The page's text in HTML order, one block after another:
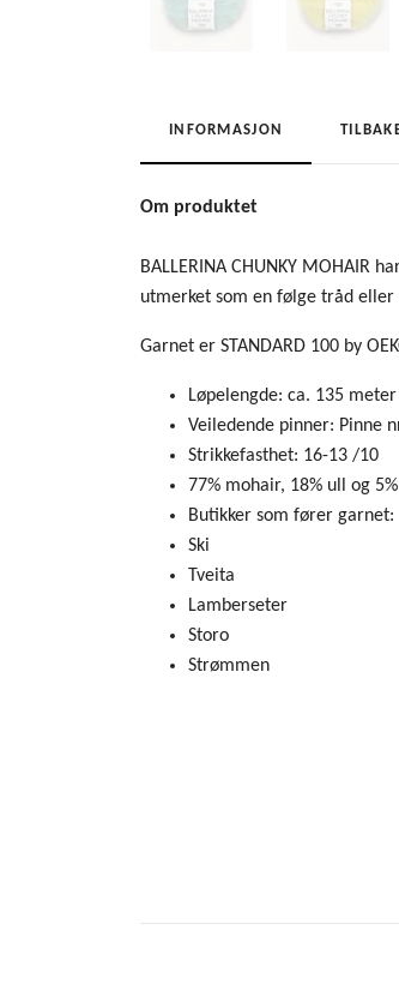
INFORMASJON
Om produktet
BALLERINA CHUNKY MOHAIR
utmerket som en følge tråd
Garnet er STANDARD 100 by
Løpelengde: ca. 135 meter
Veiledende pinner: Pinne
Strikkefasthet: 16-13 /10
77% mohair, 18% ull og
Butikker som fører garnet:
Ski
Tveita
Lamberseter
Storo
Strømmen